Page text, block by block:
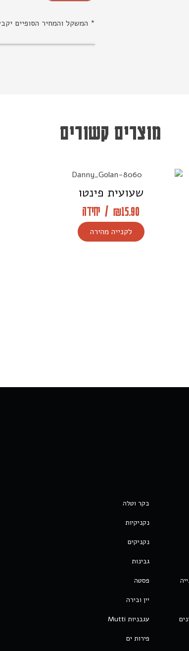
* המשקל והמחיר הסופיים
מוצרים קשורים
שעועית פינטו
₪15.90
/ יחידה
לקנייה מהירה
בקר וטלה
נקניקיות
נקניקים
גבינות
פסטה
יין ובירה
עגבניות Mutti
פירות ים